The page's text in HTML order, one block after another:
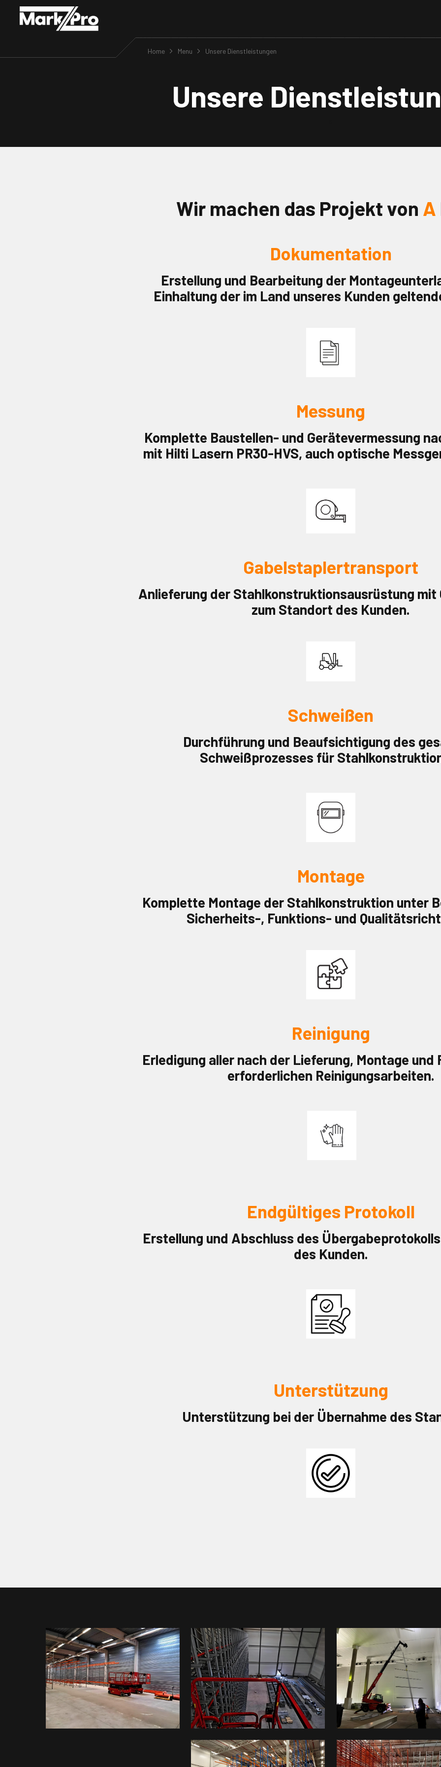
Home Menu Unsere Dienstleistungen
Unsere
Wir machen das Projekt von A
Dokumentation
Erstellung und Bearbeitung der
Einhaltung der im Land unseres Kunden
Messung
Komplette Baustellen- und Gerätevermessung
mit Hilti Lasern PR30-HVS, auch optische
Gabelstaplertransport
Anlieferung der Stahlkonstruktionsausrüstung mit
zum Standort des Kunden.
Schweißen
Durchführung und Beaufsichtigung des
Schweißprozesses für
Montage
Komplette Montage der Stahlkonstruktion unter
Sicherheits-, Funktions- und
Reinigung
Erledigung aller nach der Lieferung, Montage und
erforderlichen Reinigungsarbeiten.
Endgültiges Protokoll
Erstellung und Abschluss des
des Kunden.
Unterstützung
Unterstützung bei der Übernahme des